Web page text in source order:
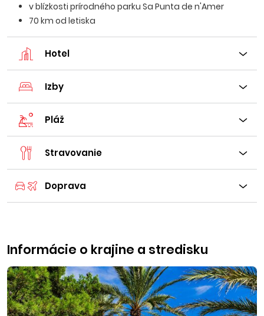
v blízkosti prírodného parku Sa Punta de n'Amer
70 km od letiska
Hotel
Izby
Pláž
Stravovanie
Doprava
Informácie o krajine a stredisku